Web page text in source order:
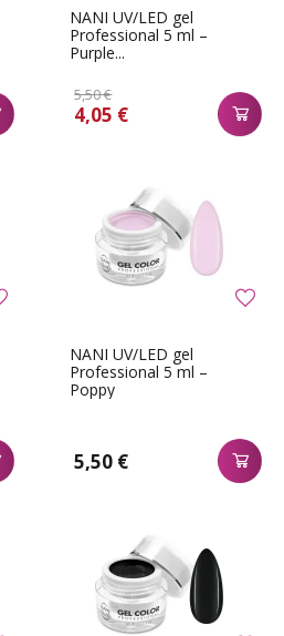
NANI UV/LED gel
Professional 5 ml –
Purple...
5,50 €
4,05 €
NANI UV/LED gel
Professional 5 ml –
Poppy
5,50 €